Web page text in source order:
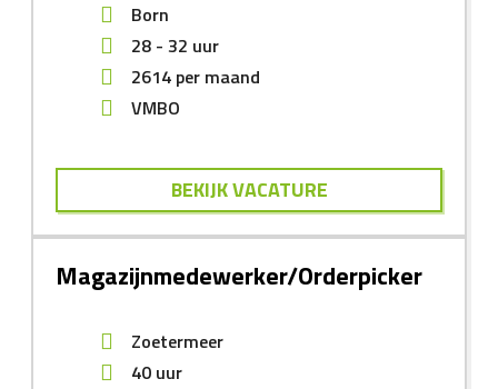
Born
28 - 32 uur
2614 per maand
VMBO
BEKIJK VACATURE
Magazijnmedewerker/Orderpicker
Zoetermeer
40 uur